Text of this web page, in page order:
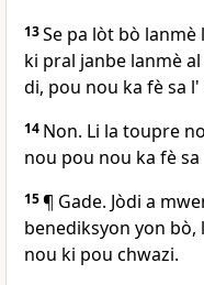
13Se pa lòt bò lanmè
ki pral janbe lanmè
di, pou nou ka fè sa
14 Non. Li la toupre
nou pou nou ka fè
15¶ Gade. Jòdi a
benediksyon yon bò,
nou ki pou chwazi.